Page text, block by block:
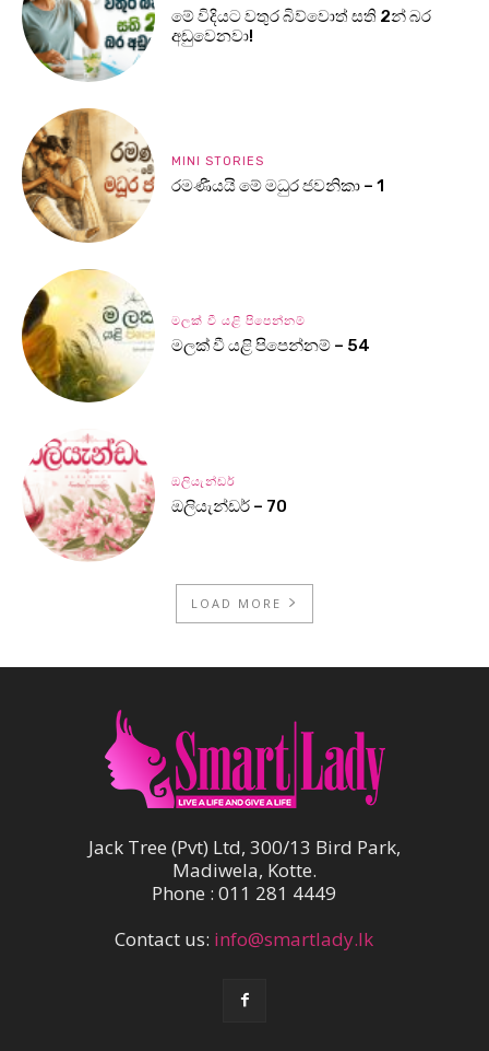
මේ විදියට වතුර බිව්වොත් සති 2න් බර
අඩුවෙනවා!
MINI STORIES
රමණීයයි මේ මධුර ජවනිකා – 1
මලක් වී යළි පිපෙන්නම්
මලක් වී යළි පිපෙන්නම් – 54
ඔලියැන්ඩර්
ඔලියැන්ඩර් – 70
LOAD MORE
Jack Tree (Pvt) Ltd, 300/13 Bird Park,
Madiwela, Kotte.
Phone : 011 281 4449
Contact us: info@smartlady.lk